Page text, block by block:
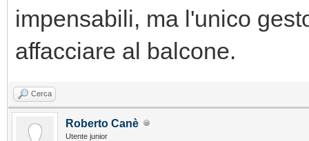
impensabili, ma l'unico
affacciare al balcone.
Cerca
Roberto Canè
Utente junior